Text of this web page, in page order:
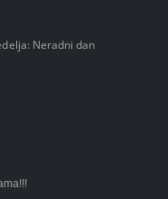
Neradni dan